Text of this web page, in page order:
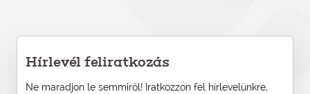
Hírlevél feliratkozás
Ne maradjon le semmiről! Iratkozzon fel hírlevelünkre,